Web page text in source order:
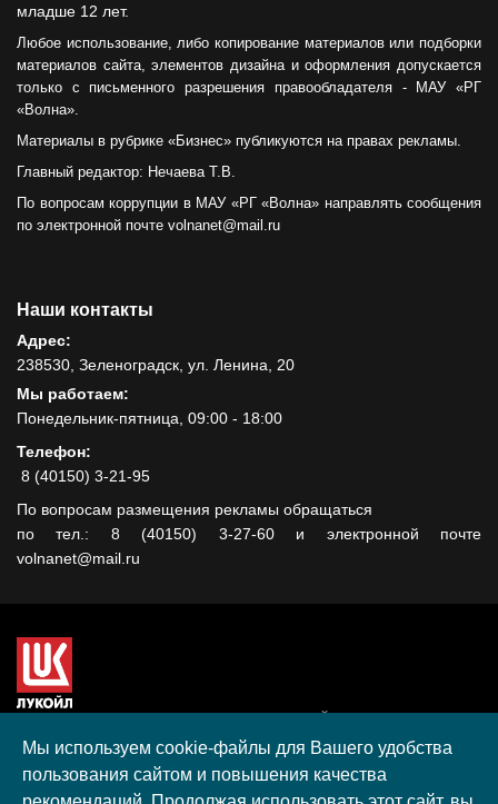
младше 12 лет.
Любое использование, либо копирование материалов или подборки
материалов сайта, элементов дизайна и оформления допускается
только с письменного разрешения правообладателя - МАУ «РГ
«Волна».
Материалы в рубрике «Бизнес» публикуются на правах рекламы.
Главный редактор: Нечаева Т.В.
По вопросам коррупции в МАУ «РГ «Волна» направлять сообщения
по электронной почте volnanet@mail.ru
Наши контакты
Адрес:
238530, Зеленоградск, ул. Ленина, 20
Мы работаем:
Понедельник-пятница, 09:00 - 18:00
Телефон:
8 (40150) 3-21-95
По вопросам размещения рекламы обращаться
по тел.: 8 (40150) 3-27-60 и электронной почте
volnanet@mail.ru
гранта, полученного в рамках XIII Конкурса социальных и
культурных проектов ПАО "ЛУКОЙЛ" на территории
Калининградской области в 2020 году
Мы используем cookie-файлы для Вашего удобства
пользования сайтом и повышения качества